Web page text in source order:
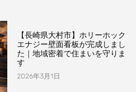
【長崎県大村市】ホリーホック
エナジー壁面看板が完成しまし
た｜地域密着で住まいを守りま
す
2026年3月1日